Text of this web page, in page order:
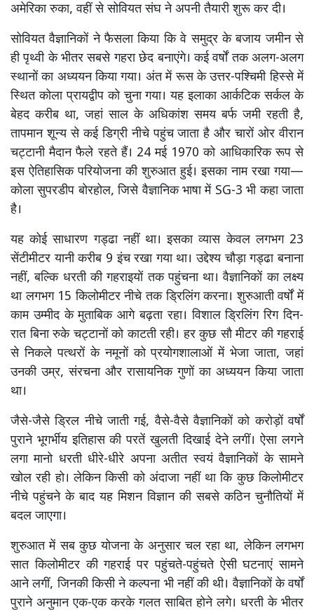
अमेरिका रुका, वहीं से सोवियत संघ ने अपनी तैयारी शुरू कर दी।
सोवियत वैज्ञानिकों ने फैसला किया कि वे समुद्र के बजाय जमीन से
ही पृथ्वी के भीतर सबसे गहरा छेद बनाएंगे। कई वर्षों तक अलग-अलग
स्थानों का अध्ययन किया गया। अंत में रूस के उत्तर-पश्चिमी हिस्से में
स्थित कोला प्रायद्वीप को चुना गया। यह इलाका आर्कटिक सर्कल के
बेहद करीब था, जहां साल के अधिकांश समय बर्फ जमी रहती है,
तापमान शून्य से कई डिग्री नीचे पहुंच जाता है और चारों ओर वीरान
चट्टानी मैदान फैले रहते हैं। 24 मई 1970 को आधिकारिक रूप से
इस ऐतिहासिक परियोजना की शुरुआत हुई। इसका नाम रखा गया—
कोला सुपरडीप बोरहोल, जिसे वैज्ञानिक भाषा में SG-3 भी कहा जाता
है।
यह कोई साधारण गड्ढा नहीं था। इसका व्यास केवल लगभग 23
सेंटीमीटर यानी करीब 9 इंच रखा गया था। उद्देश्य चौड़ा गड्ढा बनाना
नहीं, बल्कि धरती की गहराइयों तक पहुंचना था। वैज्ञानिकों का लक्ष्य
था लगभग 15 किलोमीटर नीचे तक ड्रिलिंग करना। शुरुआती वर्षों में
काम उम्मीद के मुताबिक आगे बढ़ता रहा। विशाल ड्रिलिंग रिग दिन-
रात बिना रुके चट्टानों को काटती रही। हर कुछ सौ मीटर की गहराई
से निकले पत्थरों के नमूनों को प्रयोगशालाओं में भेजा जाता, जहां
उनकी उम्र, संरचना और रासायनिक गुणों का अध्ययन किया जाता
था।
जैसे-जैसे ड्रिल नीचे जाती गई, वैसे-वैसे वैज्ञानिकों को करोड़ों वर्षों
पुराने भूगर्भीय इतिहास की परतें खुलती दिखाई देने लगीं। ऐसा लगने
लगा मानो धरती धीरे-धीरे अपना अतीत स्वयं वैज्ञानिकों के सामने
खोल रही हो। लेकिन किसी को अंदाजा नहीं था कि कुछ किलोमीटर
नीचे पहुंचने के बाद यह मिशन विज्ञान की सबसे कठिन चुनौतियों में
बदल जाएगा।
शुरुआत में सब कुछ योजना के अनुसार चल रहा था, लेकिन लगभग
सात किलोमीटर की गहराई पर पहुंचते-पहुंचते ऐसी घटनाएं सामने
आने लगीं, जिनकी किसी ने कल्पना भी नहीं की थी। वैज्ञानिकों के वर्षों
पुराने अनुमान एक-एक करके गलत साबित होने लगे। धरती के भीतर